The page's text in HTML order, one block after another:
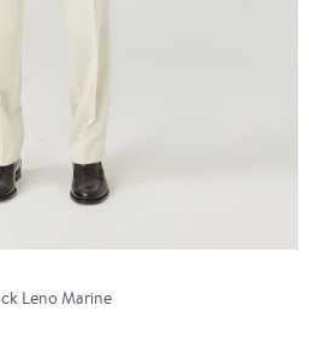
Leno Marine